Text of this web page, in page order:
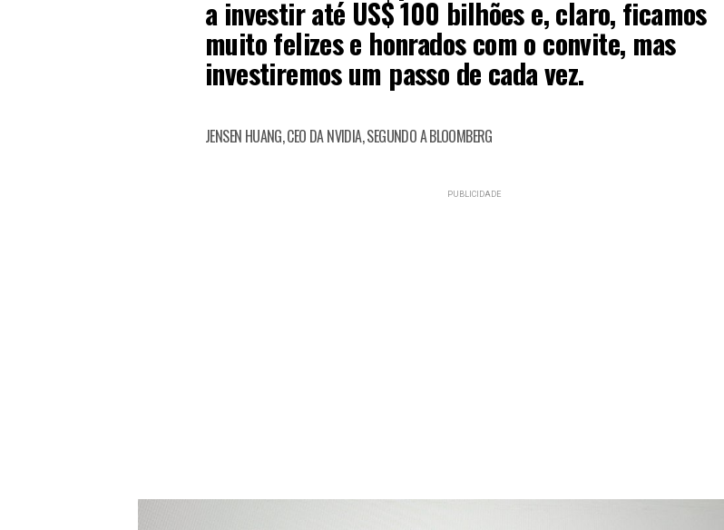
a investir até US$ 100 bilhões e, claro, ficamos
muito felizes e honrados com o convite, mas
investiremos um passo de cada vez.
JENSEN HUANG, CEO DA NVIDIA, SEGUNDO A BLOOMBERG